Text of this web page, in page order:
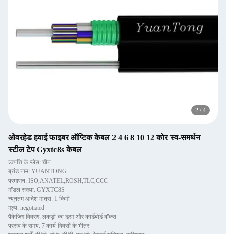
2 / 4
ओवरहेड हवाई फाइबर ऑप्टिक केबल 2 4 6 8 10 12 कोर स्व-समर्थन
स्टील टेप Gyxtc8s केबल
उत्पत्ति के प्लेस: चीन
ब्रांड नाम: YUANTONG
प्रमाणन: ISO,ANATEL,ROSH,TLC,CCC
मॉडल संख्या: GYXTC8S
न्यूनतम आदेश मात्रा: 1 किमी
मूल्य: negotiated
पैकेजिंग विवरण: लकड़ी का ड्रम और कार्डबोर्ड बॉक्स
प्रसव के समय: 7 कार्य दिवसों के भीतर